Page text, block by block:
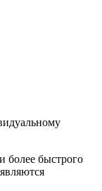
более быстрого